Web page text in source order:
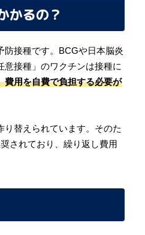
かるの？
防接種です。BCGや日本脳炎
接種」のワクチンは接種に
費用を自費で負担する必要が
り替えられています。そのた
されており、繰り返し費用